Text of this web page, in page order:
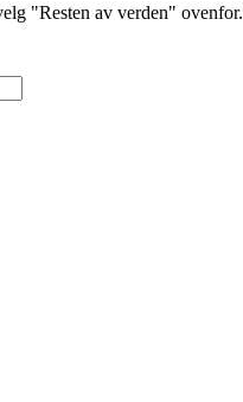
"Resten av verden" ovenfor.